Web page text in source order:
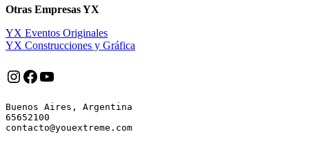
Otras Empresas YX
YX Eventos Originales
YX Construcciones y Gráfica
Instagram
Facebook
YouTube
Buenos Aires, Argentina
65652100